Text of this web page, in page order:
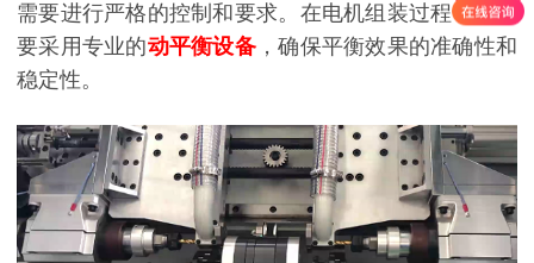
需要进行严格的控制和要求。在电机组装过程中也需
要采用专业的动平衡设备 ，确保平衡效果的准确性和
稳定性。